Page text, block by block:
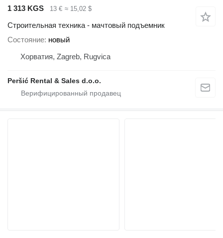
1 313 KGS
13 € ≈ 15,02 $
Строительная техника - мачтовый подъемник
Состояние новый
Хорватия, Zagreb, Rugvica
Peršić Rental & Sales d.o.o.